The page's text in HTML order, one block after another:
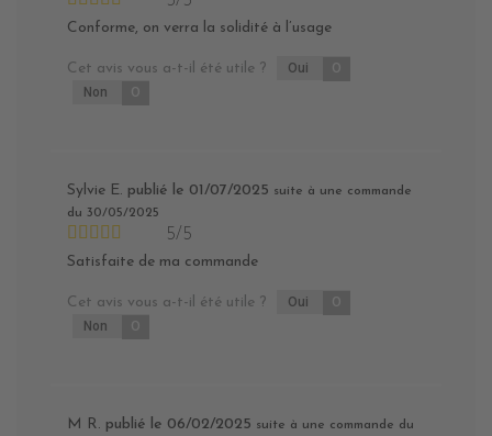
Conforme, on verra la solidité à l’usage
Cet avis vous a-t-il été utile ? Oui 0
Non 0
Sylvie E. publié le 01/07/2025 suite à une commande
du 30/05/2025
5/5
Satisfaite de ma commande
Cet avis vous a-t-il été utile ? Oui 0
Non 0
M R. publié le 06/02/2025 suite à une commande du